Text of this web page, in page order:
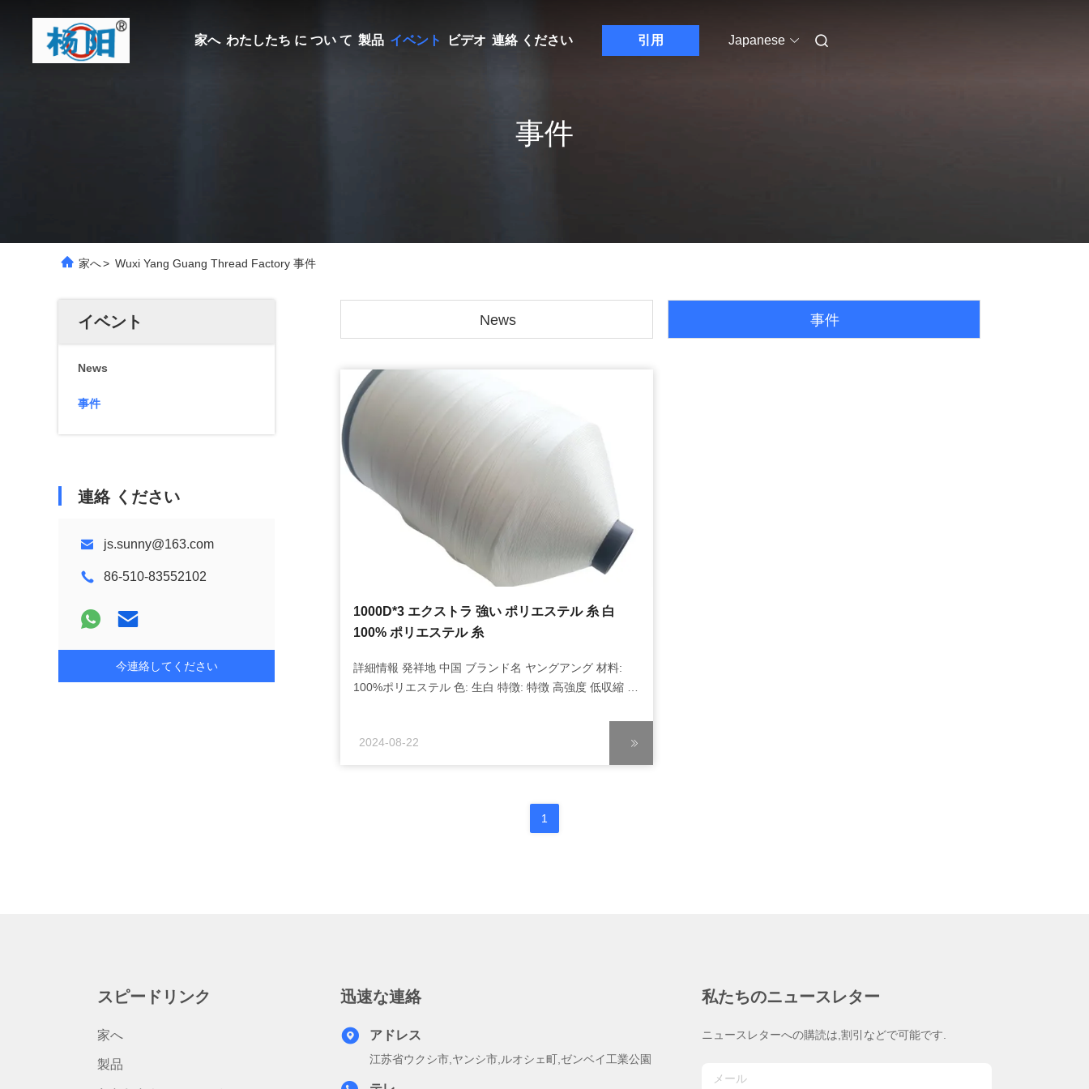
家へ わたしたち に つい て 製品 イベント ビデオ 連絡 ください 引用 Japanese
事件
家へ> Wuxi Yang Guang Thread Factory 事件
イベント
News
事件
連絡 ください
js.sunny@163.com
86-510-83552102
今連絡してください
News 事件
1000D*3 エクストラ 強い ポリエステル 糸 白
100% ポリエステル 糸
詳細情報 発祥地 中国 ブランド名 ヤングアング 材料:
100%ポリエステル 色: 生白 特徴: 特徴 高強度 低収縮 耐
交渉可能 パッケージの詳細: ポリバッグ+箱+カートン
12巻/箱,10箱/カートン 配達時間: 5〜15 営業日 支払い条
能力: 10000トン/年 ハイライト: 1000D*3 超強いポリエ
ステル糸,白い100%ポリエステル糸,1000D*3 100%ポリ
2024-08-22
1
スピードリンク
家へ
製品
迅速な連絡
アドレス
江苏省ウクシ市,ヤンシ市,ルオシェ町,ゼンベイ工業公園
私たちのニュースレター
ニュースレターへの購読は,割引などで可能です.